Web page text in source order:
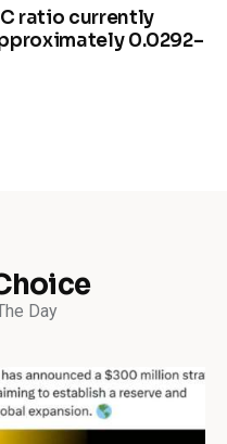
ratio currently
0.0292–
Day